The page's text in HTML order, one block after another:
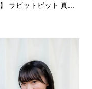
ラビットビット 真...